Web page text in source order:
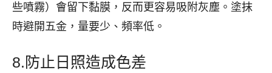
些噴霧）會留下黏膜，反而更容易吸附灰塵。塗抹
時避開五金，量要少、頻率低。
8.防止日照造成色差